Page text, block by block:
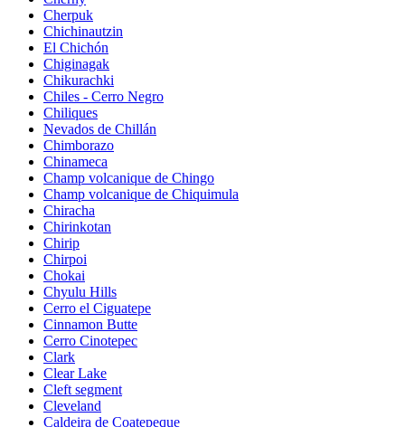
Cherpuk
Chichinautzin
El Chichón
Chiginagak
Chikurachki
Chiles - Cerro Negro
Chiliques
Nevados de Chillán
Chimborazo
Chinameca
Champ volcanique de Chingo
Champ volcanique de Chiquimula
Chiracha
Chirinkotan
Chirip
Chirpoi
Chokai
Chyulu Hills
Cerro el Ciguatepe
Cinnamon Butte
Cerro Cinotepec
Clark
Clear Lake
Cleft segment
Cleveland
Caldeira de Coatepeque